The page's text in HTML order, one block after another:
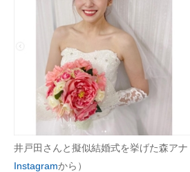
井戸田さんと擬似結婚式を挙げた森アナ
Instagramから）